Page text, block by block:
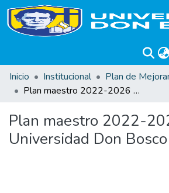
Inicio
Institucional
Plan de
Plan maestro 2022-2026 de la Universidad Don Bosco
Plan maestro 2022-
Universidad Don Bosco